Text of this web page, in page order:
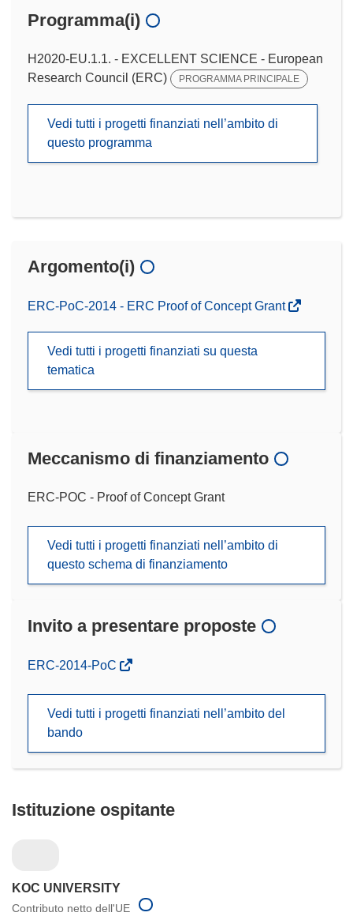
Programma(i)
H2020-EU.1.1. - EXCELLENT SCIENCE - European
Research Council (ERC)
PROGRAMMA PRINCIPALE
Vedi tutti i progetti finanziati nell’ambito di
questo programma
Argomento(i)
ERC-PoC-2014 - ERC Proof of Concept Grant
Vedi tutti i progetti finanziati su questa
tematica
Meccanismo di finanziamento
ERC-POC - Proof of Concept Grant
Vedi tutti i progetti finanziati nell’ambito di
questo schema di finanziamento
Invito a presentare proposte
(si
nuova
ERC-2014-PoC
Vedi tutti i progetti finanziati nell’ambito del
bando
Istituzione ospitante
KOC UNIVERSITY
Contributo netto dell'UE